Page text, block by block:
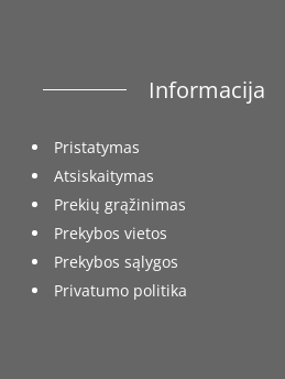
Informacija
Pristatymas
Atsiskaitymas
Prekių grąžinimas
Prekybos vietos
Prekybos sąlygos
Privatumo politika